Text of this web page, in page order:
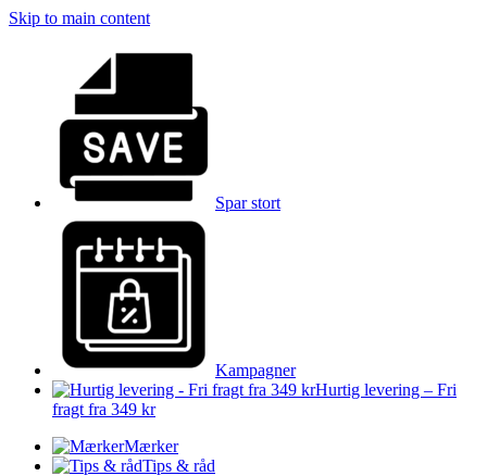
Skip to main content
Spar stort
Kampagner
Hurtig levering – Fri
fragt fra 349 kr
Mærker
Tips & råd